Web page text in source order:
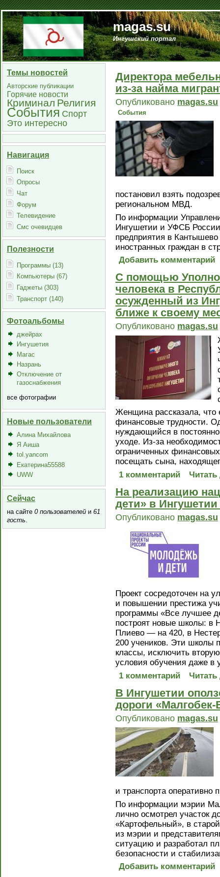
magas.su
Ингушский портал
Темы новостей
Авторские публикации
Горячие новости
Криминал Религия
События Спорт
Это интересно
Навигация
Поиск
Опросы
Чат
Форум
Телевидение
Смс очевидцев
Полезности
Программы (13)
Компьютеры (67)
Гаджеты (303)
Транспорт (140)
Фотоальбомы
джейрах
Ингушетия
Магас
Назрань
Отключение от
газоснабжения
все фотографии
Новые пользователи
Алина Михайлова
Я Аиша
tol.yancom
Екатерина55588
UWW
Сейчас
на сайте 0 пользователей и 61
гость.
Директора
из-за найма
Опубликовано magas.su
События
постановил взять
региональном МВД.
По информации
Ингушетии и УФСБ
предприятия в Кантышево
иностранных граждан в
Добавить комментарий
С помощью
человека в
осужденный из
ближе к своему
Опубликовано magas.su
Женщина рассказала, что
финансовые трудности.
нуждающийся в
уходе. Из-за
ограниченных
посещать сына,
1 комментарий
Читать
На реализацию
дети» в
Опубликовано magas.su
Проект сосредоточен на
и повышении престижа
программы «Все лучшее
построят новые школы: в
Плиево — на 420, в
200 учеников. Эти школы
классы, исключить
условия обучения даже в
1 комментарий
Читать
В Ингушетии
дороги
Опубликовано magas.su
и транспорта оперативно
По информации мэрии
лично осмотрел участок
«Картофельный», в
из мэрии и
ситуацию и разработал
безопасности и
Добавить комментарий